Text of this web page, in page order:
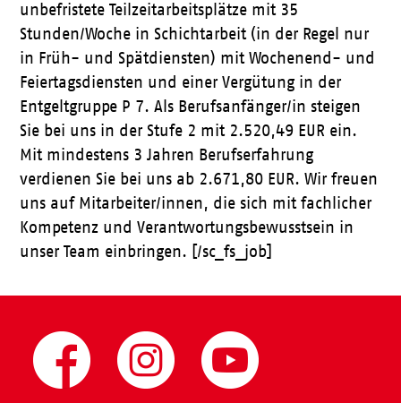
unbefristete Teilzeitarbeitsplätze mit 35
Stunden/Woche in Schichtarbeit (in der Regel nur
in Früh- und Spätdiensten) mit Wochenend- und
Feiertagsdiensten und einer Vergütung in der
Entgeltgruppe P 7. Als Berufsanfänger/in steigen
Sie bei uns in der Stufe 2 mit 2.520,49 EUR ein.
Mit mindestens 3 Jahren Berufserfahrung
verdienen Sie bei uns ab 2.671,80 EUR. Wir freuen
uns auf Mitarbeiter/innen, die sich mit fachlicher
Kompetenz und Verantwortungsbewusstsein in
unser Team einbringen. [/sc_fs_job]